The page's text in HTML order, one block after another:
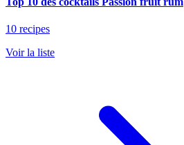
10 recipes
Voir la liste